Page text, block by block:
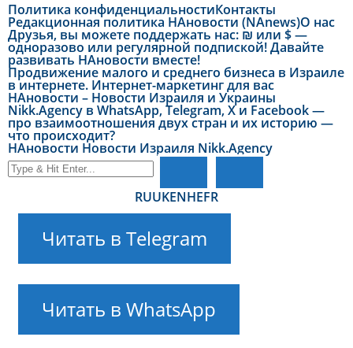
Политика конфиденциальностиКонтакты
Редакционная политика НАновости (NAnews)О нас
Друзья, вы можете поддержать нас: ₪ или $ —
одноразово или регулярной подпиской! Давайте
развивать НАновости вместе!
Продвижение малого и среднего бизнеса в Израиле
в интернете. Интернет-маркетинг для вас
НАновости – Новости Израиля и Украины
Nikk.Agency в WhatsApp, Telegram, X и Facebook —
про взаимоотношения двух стран и их историю —
что происходит?
НАновости Новости Израиля Nikk.Agency
RUUKENHEFR
Читать в Telegram
Читать в WhatsApp